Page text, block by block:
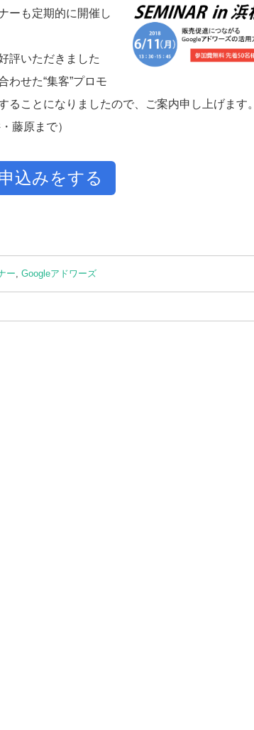
ーも定期的に開催し
評いただきました
わせた“集客”プロモ
ることになりましたので、ご案内申し上げます。
藤原まで）
込みをする
ー, Googleアドワーズ